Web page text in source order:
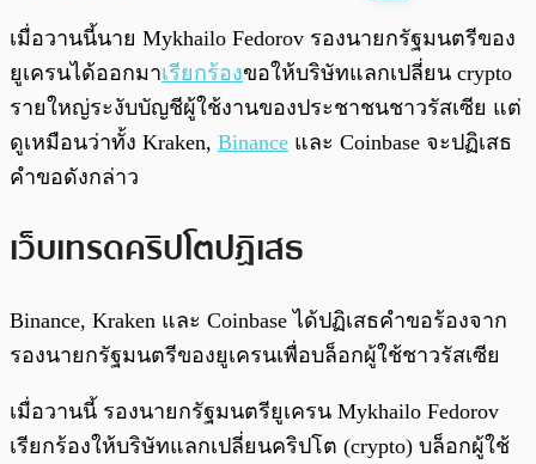
พร้อมเล่น 0:00 0:00
เมื่อวานนี้นาย Mykhailo Fedorov รองนายกรัฐมนตรีของ
ยูเครนได้ออกมาเรียกร้องขอให้บริษัทแลกเปลี่ยน crypto
รายใหญ่ระงับบัญชีผู้ใช้งานของประชาชนชาวรัสเซีย แต่
ดูเหมือนว่าทั้ง Kraken, Binance และ Coinbase จะปฏิเสธ
คำขอดังกล่าว
เว็บเทรดคริปโตปฏิเสธ
Binance, Kraken และ Coinbase ได้ปฏิเสธคำขอร้องจาก
รองนายกรัฐมนตรีของยูเครนเพื่อบล็อกผู้ใช้ชาวรัสเซีย
เมื่อวานนี้ รองนายกรัฐมนตรียูเครน Mykhailo Fedorov
เรียกร้องให้บริษัทแลกเปลี่ยนคริปโต (crypto) บล็อกผู้ใช้